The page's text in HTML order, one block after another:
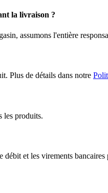
la livraison ?
assumons l'entière
Plus de détails dans notre
les produits.
débit et les virements